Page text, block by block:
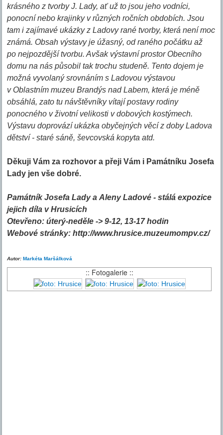
krásného z tvorby J. Lady, ať už to jsou jeho vodníci,
ponocní nebo krajinky v různých ročních obdobích. Jsou
tam i zajímavé ukázky z Ladovy rané tvorby, která není moc
známá. Obsah výstavy je úžasný, od raného počátku až
po nejpozdější tvorbu. Avšak výstavní prostor Obecního
domu na nás působil tak trochu studeně. Tento dojem je
možná vyvolaný srovnáním s Ladovou výstavou
v Oblastním muzeu Brandýs nad Labem, která je méně
obsáhlá, zato tu návštěvníky vítají postavy rodiny
ponocného v životní velikosti v dobových kostýmech.
Výstavu doprovází ukázka obyčejných věcí z doby Ladova
dětství - staré sáně, ševcovská kopyta atd.
Děkuji Vám za rozhovor a přeji Vám i Památníku Josefa
Lady jen vše dobré.
Památník Josefa Lady a Aleny Ladové - stálá expozice
jejich díla v Hrusicích
Otevřeno: úterý-neděle -> 9-12, 13-17 hodin
Webové stránky: http://www.hrusice.muzeumompv.cz/
Autor:Markéta Maršálková
:: Fotogalerie ::